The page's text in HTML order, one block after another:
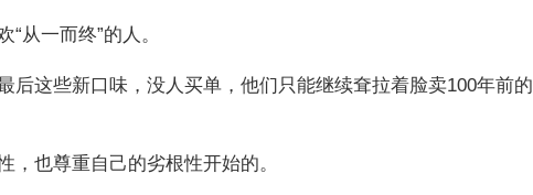
从一而终”的人。
这些新口味，没人买单，他们只能继续耷拉着脸卖100年前的
也尊重自己的劣根性开始的。